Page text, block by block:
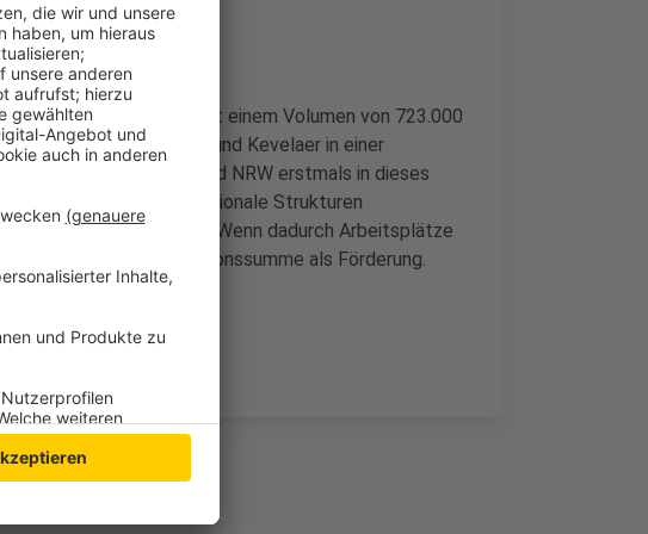
positiv beschieden mit einem Volumen von 723.000
Investitionen in Issum und Kevelaer in einer
Kleve wurde vom Land NRW erstmals in dieses
Damit sollen regionale Strukturen
motiviert werden. Wenn dadurch Arbeitsplätze
Prozent einer Investitionssumme als Förderung.